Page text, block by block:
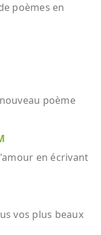
poèmes en
poème
en écrivant
vos plus beaux